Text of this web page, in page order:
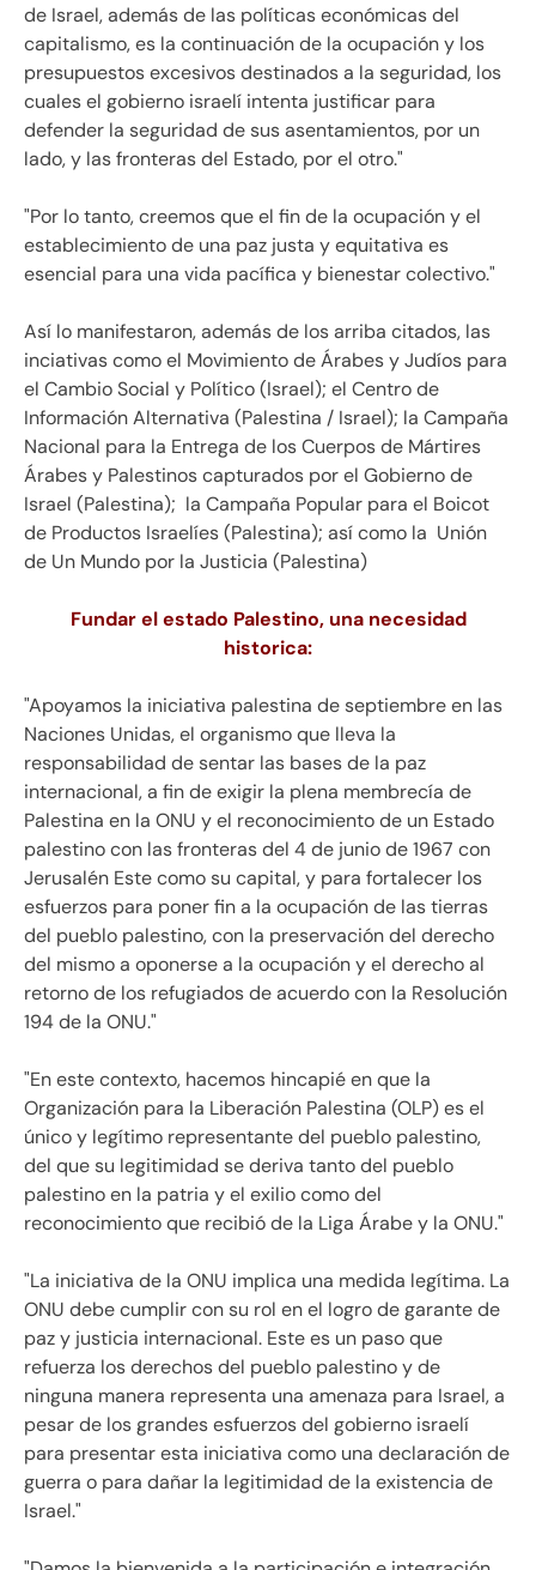
de Israel, además de las políticas económicas del
capitalismo, es la continuación de la ocupación y los
presupuestos excesivos destinados a la seguridad, los
cuales el gobierno israelí intenta justificar para
defender la seguridad de sus asentamientos, por un
lado, y las fronteras del Estado, por el otro."
"Por lo tanto, creemos que el fin de la ocupación y el
establecimiento de una paz justa y equitativa es
esencial para una vida pacífica y bienestar colectivo."
Así lo manifestaron, además de los arriba citados, las
inciativas como el Movimiento de Árabes y Judíos para
el Cambio Social y Político (Israel); el Centro de
Información Alternativa (Palestina / Israel); la Campaña
Nacional para la Entrega de los Cuerpos de Mártires
Árabes y Palestinos capturados por el Gobierno de
Israel (Palestina); la Campaña Popular para el Boicot
de Productos Israelíes (Palestina); así como la Unión
de Un Mundo por la Justicia (Palestina)
Fundar el estado Palestino, una necesidad
historica:
"Apoyamos la iniciativa palestina de septiembre en las
Naciones Unidas, el organismo que lleva la
responsabilidad de sentar las bases de la paz
internacional, a fin de exigir la plena membrecía de
Palestina en la ONU y el reconocimiento de un Estado
palestino con las fronteras del 4 de junio de 1967 con
Jerusalén Este como su capital, y para fortalecer los
esfuerzos para poner fin a la ocupación de las tierras
del pueblo palestino, con la preservación del derecho
del mismo a oponerse a la ocupación y el derecho al
retorno de los refugiados de acuerdo con la Resolución
194 de la ONU."
"En este contexto, hacemos hincapié en que la
Organización para la Liberación Palestina (OLP) es el
único y legítimo representante del pueblo palestino,
del que su legitimidad se deriva tanto del pueblo
palestino en la patria y el exilio como del
reconocimiento que recibió de la Liga Árabe y la ONU."
"La iniciativa de la ONU implica una medida legítima. La
ONU debe cumplir con su rol en el logro de garante de
paz y justicia internacional. Este es un paso que
refuerza los derechos del pueblo palestino y de
ninguna manera representa una amenaza para Israel, a
pesar de los grandes esfuerzos del gobierno israelí
para presentar esta iniciativa como una declaración de
guerra o para dañar la legitimidad de la existencia de
Israel."